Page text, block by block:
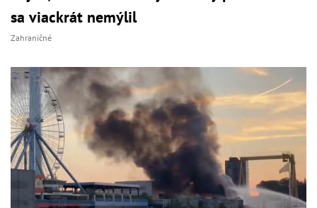
sa viackrát nemýlil
Zahraničné